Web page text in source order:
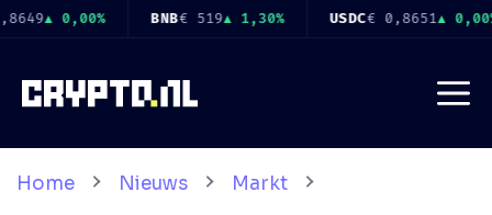
Ga
inhoud
USDC€ 0,8651 ▲ 0,00% XRP€ 0,8984 ▼ 0,80% SOL €
Home Nieuws Markt